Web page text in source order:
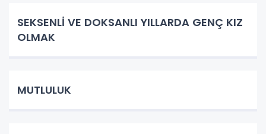
SEKSENLİ VE DOKSANLI YILLARDA GENÇ KIZ
OLMAK
MUTLULUK